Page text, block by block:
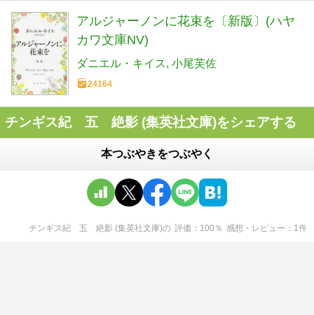
アルジャーノンに花束を〔新版〕(ハヤ
カワ文庫NV)
ダニエル・キイス 小尾芙佐
24164
チンギス紀 五 絶影 (集英社文庫)をシェアする
本つぶやきをつぶやく
チンギス紀 五 絶影 (集英社文庫)の 評価 100 ％ 感想・レビュー 1件